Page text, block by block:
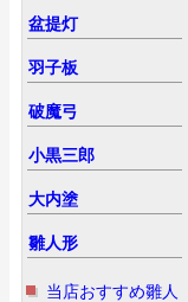
盆提灯
羽子板
破魔弓
小黒三郎
大内塗
雛人形
当店おすすめ雛人